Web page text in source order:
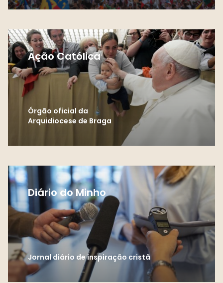
Ação Católica
Órgão oficial da
Arquidiocese de Braga
Diário do Minho
Jornal diário de inspiração cristã